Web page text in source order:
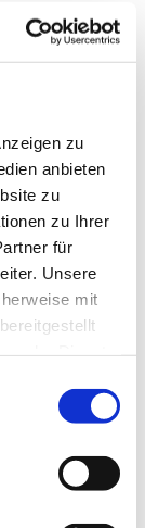
zu
anbieten
zu
zu Ihrer
für
Unsere
mit